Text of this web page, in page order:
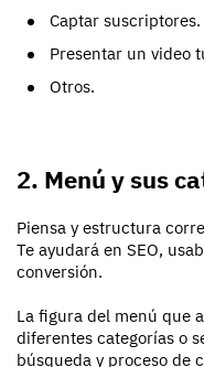
Captar suscriptores.
Presentar un video
Otros.
2. Menú y sus
Piensa y estructura
Te ayudará en SEO,
conversión.
La figura del menú que
diferentes categorías o
búsqueda y proceso de